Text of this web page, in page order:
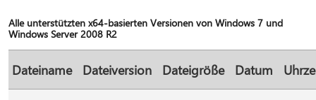
Alle unterstützten x64-basierten Versionen von Windows 7 und
Windows Server 2008 R2
Dateiname Dateiversion Dateigröße Datum